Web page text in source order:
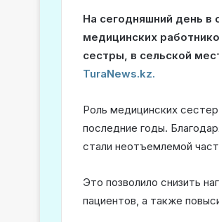
На сегодняшний день в
медицинских
сестры, в сельской
TuraNews.kz.
Роль медицинских
последние годы.
стали неотъемлемой
Это позволило снизить
пациентов, а также